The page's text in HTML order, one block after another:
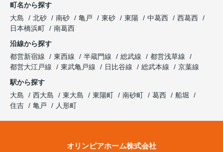
町名から探す
大島
北砂 南砂 亀戸 東砂 東陽 中葛西
西葛西
日本橋浜町
南葛西
沿線から探す
都営新宿線
東西線 半蔵門線 総武線
都営浅草線
都営大江戸線
東武亀戸線 日比谷線 総武本線
京葉線
駅から探す
大島
西大島 東大島 東陽町 南砂町 葛西
船堀
住吉
亀戸 人形町
オリンピアホーム株式会社